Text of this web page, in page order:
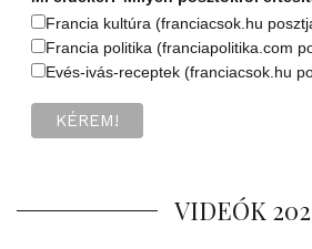
Francia kultúra (franciacsok.hu
Francia politika (franciapolitika.com
Evés-ivás-receptek (franciacsok.hu
VIDEÓK